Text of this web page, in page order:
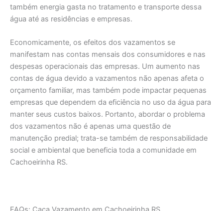
também energia gasta no tratamento e transporte dessa
água até as residências e empresas.
Economicamente, os efeitos dos vazamentos se
manifestam nas contas mensais dos consumidores e nas
despesas operacionais das empresas. Um aumento nas
contas de água devido a vazamentos não apenas afeta o
orçamento familiar, mas também pode impactar pequenas
empresas que dependem da eficiência no uso da água para
manter seus custos baixos. Portanto, abordar o problema
dos vazamentos não é apenas uma questão de
manutenção predial; trata-se também de responsabilidade
social e ambiental que beneficia toda a comunidade em
Cachoeirinha RS.